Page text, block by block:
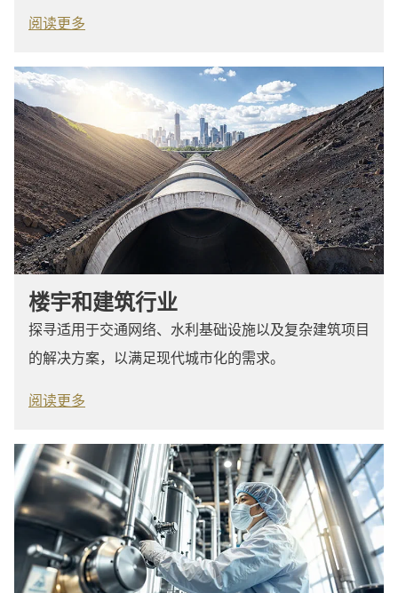
阅读更多
楼宇和建筑行业
探寻适用于交通网络、水利基础设施以及复杂建筑项目
的解决方案，以满足现代城市化的需求。
阅读更多